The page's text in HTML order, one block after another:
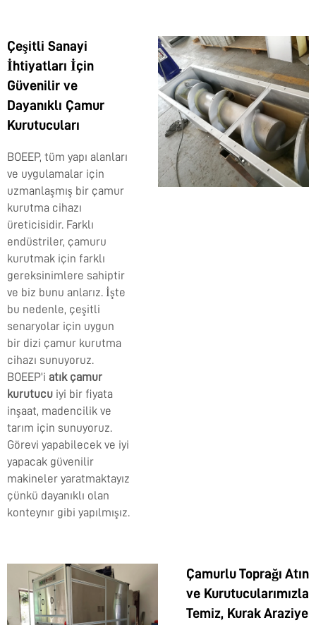
Çeşitli Sanayi
İhtiyatları İçin
Güvenilir ve
Dayanıklı Çamur
Kurutucuları
BOEEP, tüm yapı alanları
ve uygulamalar için
uzmanlaşmış bir çamur
kurutma cihazı
üreticisidir. Farklı
endüstriler, çamuru
kurutmak için farklı
gereksinimlere sahiptir
ve biz bunu anlarız. İşte
bu nedenle, çeşitli
senaryolar için uygun
bir dizi çamur kurutma
cihazı sunuyoruz.
BOEEP'i atık çamur
kurutucu iyi bir fiyata
inşaat, madencilik ve
tarım için sunuyoruz.
Görevi yapabilecek ve iyi
yapacak güvenilir
makineler yaratmaktayız
çünkü dayanıklı olan
konteynır gibi yapılmışız.
Çamurlu Toprağı Atın
ve Kurutucularımızla
Temiz, Kurak Araziye